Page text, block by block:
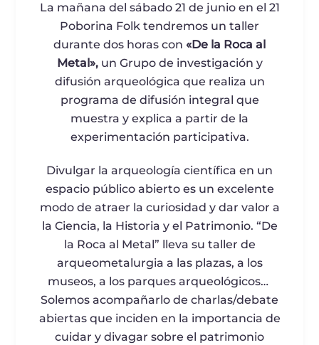
La mañana del sábado 21 de junio en el 21
Poborina Folk tendremos un taller
durante dos horas con «De la Roca al
Metal»,un Grupo de investigación y
difusión arqueológica que realiza un
programa de difusión integral que
muestra y explica a partir de la
experimentación participativa.
Divulgar la arqueología científica en un
espacio público abierto es un excelente
modo de atraer la curiosidad y dar valor a
la Ciencia, la Historia y el Patrimonio. “De
la Roca al Metal” lleva su taller de
arqueometalurgia a las plazas, a los
museos, a los parques arqueológicos…
Solemos acompañarlo de charlas/debate
abiertas que inciden en la importancia de
cuidar y divagar sobre el patrimonio